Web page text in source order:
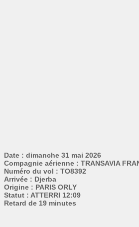
Date : dimanche 31 mai 2026
Compagnie aérienne : TRANSAVIA
Numéro du vol : TO8392
Arrivée : Djerba
Origine : PARIS ORLY
Statut : ATTERRI 12:09
Retard de 19 minutes